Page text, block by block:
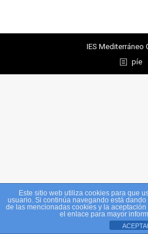
IES Mediterráneo
píe
Este sitio web utiliza cookies para que
usuario. Si continúa navegando está
de las mencionadas cookies y la aceptación
el enlace para mayor